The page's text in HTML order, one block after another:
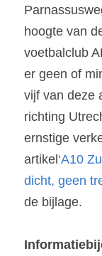
hoogte van
voetbalclub
er geen of
vijf van deze
richting
ernstige
artikel ‘A10
dicht, geen
de bijlage.